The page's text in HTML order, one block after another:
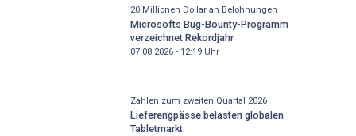
20 Millionen Dollar an Belohnungen
Microsofts Bug-Bounty-Programm
verzeichnet Rekordjahr
07.08.2026 - 12:19Uhr
Zahlen zum zweiten Quartal 2026
Lieferengpässe belasten globalen
Tabletmarkt